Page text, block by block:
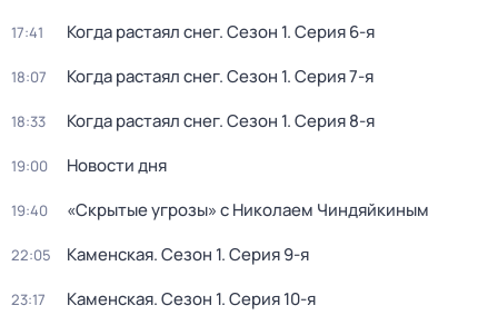
17:41 Когда растаял снег. Сезон 1. Серия 6-я
18:07 Когда растаял снег. Сезон 1. Серия 7-я
18:33 Когда растаял снег. Сезон 1. Серия 8-я
19:00 Новости дня
19:40 «Скрытые угрозы» с Николаем Чиндяйкиным
22:05 Каменская. Сезон 1. Серия 9-я
23:17 Каменская. Сезон 1. Серия 10-я